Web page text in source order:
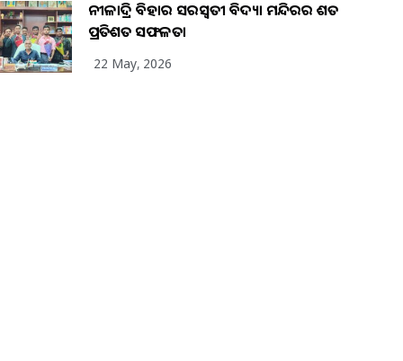
ନୀଳାଦ୍ରି ବିହାର ସରସ୍ୱତୀ ବିଦ୍ୟା ମନ୍ଦିରର ଶତ
ପ୍ରତିଶତ ସଫଳତା
22 May, 2026